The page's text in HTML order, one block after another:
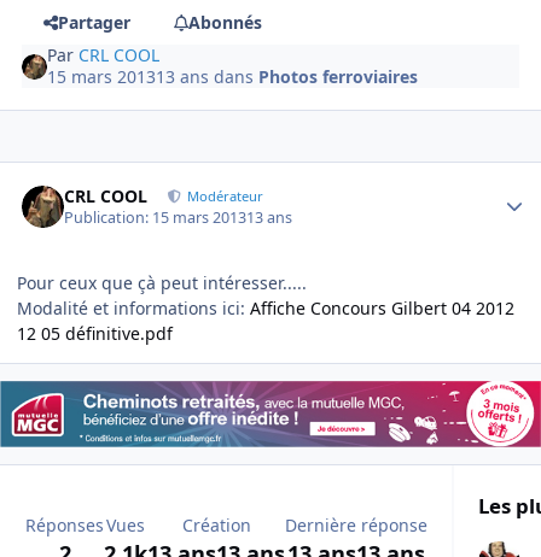
Partager
Abonnés
Par CRL COOL
15 mars 201313 ans dans Photos ferroviaires
CRL COOL Modérateur
Publication: 15 mars 201313 ans
Pour ceux que çà peut intéresser.....
Modalité et informations ici: Affiche Concours Gilbert 04 2012
12 05 définitive.pdf
RéponsesVues Création Dernière réponse
Les